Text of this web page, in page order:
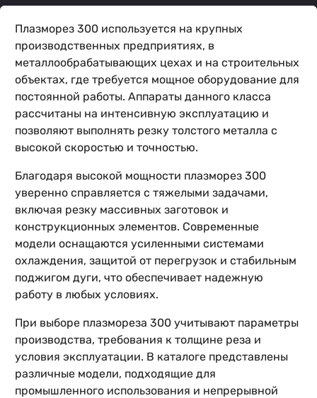
Плазморез 300 используется на крупных
производственных предприятиях, в
металлообрабатывающих цехах и на строительных
объектах, где требуется мощное оборудование для
постоянной работы. Аппараты данного класса
рассчитаны на интенсивную эксплуатацию и
позволяют выполнять резку толстого металла с
высокой скоростью и точностью.
Благодаря высокой мощности плазморез 300
уверенно справляется с тяжелыми задачами,
включая резку массивных заготовок и
конструкционных элементов. Современные
модели оснащаются усиленными системами
охлаждения, защитой от перегрузок и стабильным
поджигом дуги, что обеспечивает надежную
работу в любых условиях.
При выборе плазмореза 300 учитывают параметры
производства, требования к толщине реза и
условия эксплуатации. В каталоге представлены
различные модели, подходящие для
промышленного использования и непрерывной